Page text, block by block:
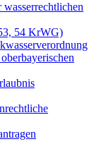
54 KrWG)